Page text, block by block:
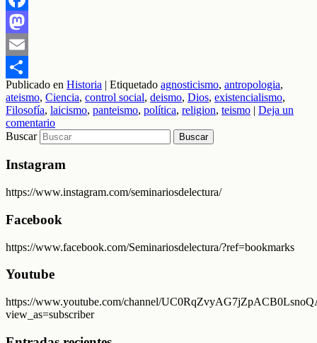
Facebook
Mastodon
Email
Compartir
Publicado en Historia | Etiquetado agnosticismo, antropologia,
ateismo, Ciencia, control social, deismo, Dios, existencialismo,
Filosofía, laicismo, panteismo, política, religion, teismo | Deja un
comentario
Buscar
Instagram
https://www.instagram.com/seminariosdelectura/
Facebook
https://www.facebook.com/Seminariosdelectura/?ref=bookmarks
Youtube
https://www.youtube.com/channel/
view_as=subscriber